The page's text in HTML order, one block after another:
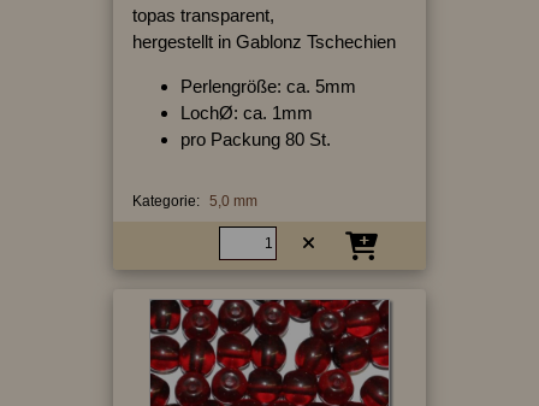
topas transparent,
hergestellt in Gablonz Tschechien
Perlengröße: ca. 5mm
LochØ: ca. 1mm
pro Packung 80 St.
Kategorie: 5,0 mm